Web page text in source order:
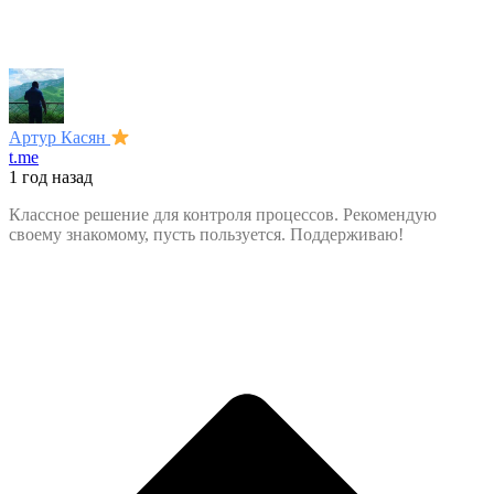
Артур Касян
t.me
1 год назад
Классное решение для контроля процессов. Рекомендую
своему знакомому, пусть пользуется. Поддерживаю!